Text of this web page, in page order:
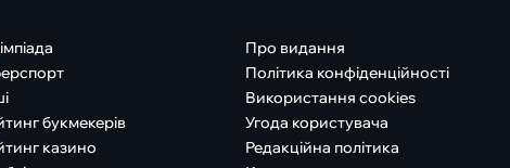
букмекерів
казино
Про видання
Політика конфіденційності
Використання cookies
Угода користувача
Редакційна політика